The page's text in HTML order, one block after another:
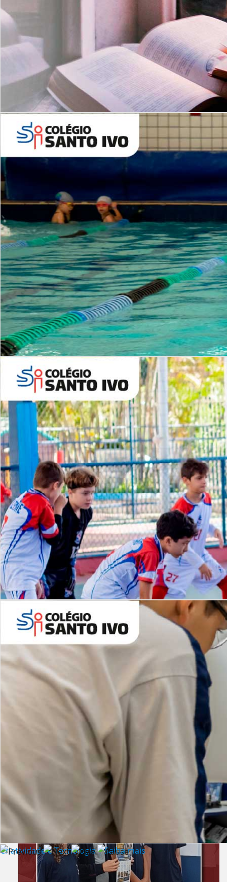
Leituras Literárias
Período Integral | Saiba mais
Desafios | Saiba mais
Criatividade e Tecnologia | Saiba mais
6º AO 9º ANO FUNDAMENTAL
Inglês: Turmas Reduzidas
(Proficiência)
ALUNOS NOVOS
Entre em Contato
INSTITUCIONAL
Lista de vídeos
NOSSOCANAL